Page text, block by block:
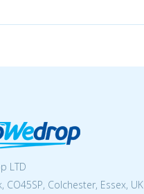
LTD
CO45SP, Colchester, Essex, UK